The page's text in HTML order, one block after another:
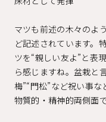
マツも前述の木々のよ
ど記述されています。
ツを“親しい友よ”と表
ら感じますね。盆栽と
梅”“門松”など祝い事
物質的・精神的両側面